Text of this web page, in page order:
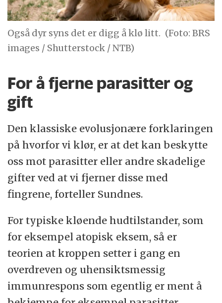
Også dyr syns det er digg å klø litt. (Foto: BRS
images / Shutterstock / NTB)
For å fjerne parasitter og
gift
Den klassiske evolusjonære forklaringen
på hvorfor vi klør, er at det kan beskytte
oss mot parasitter eller andre skadelige
gifter ved at vi fjerner disse med
fingrene, forteller Sundnes.
For typiske kløende hudtilstander, som
for eksempel atopisk eksem, så er
teorien at kroppen setter i gang en
overdreven og uhensiktsmessig
immunrespons som egentlig er ment å